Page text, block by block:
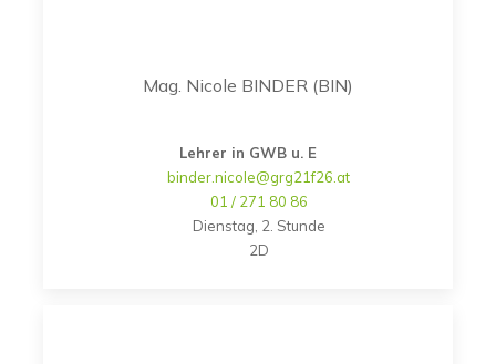
Mag. Nicole BINDER (BIN)
Lehrer in GWB u. E
binder.nicole@grg21f26.at
01 / 271 80 86
Dienstag, 2. Stunde
2D